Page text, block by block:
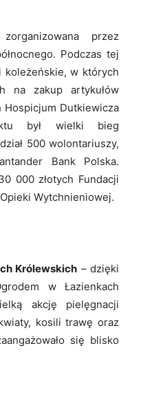
przez
Podczas tej
koleżeńskie, w których
na zakup artykułów
Dutkiewicza
był wielki bieg
500 wolontariuszy,
Bank Polska.
000 złotych Fundacji
Wytchnieniowej.
Królewskich – dzięki
w Łazienkach
akcję pielęgnacji
kosili trawę oraz
się blisko